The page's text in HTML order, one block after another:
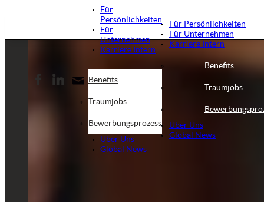
Für
Persönlichkeiten
Für
Unternehmen
Karriere Intern
Benefits
Traumjobs
Bewerbungsprozess
Über Uns
Global News
Für Persönlichkeiten
Für Unternehmen
Karriere Intern
Benefits
Traumjobs
Über Uns
Global News